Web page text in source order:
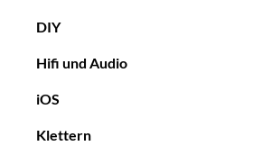
DIY
Hifi und Audio
iOS
Klettern